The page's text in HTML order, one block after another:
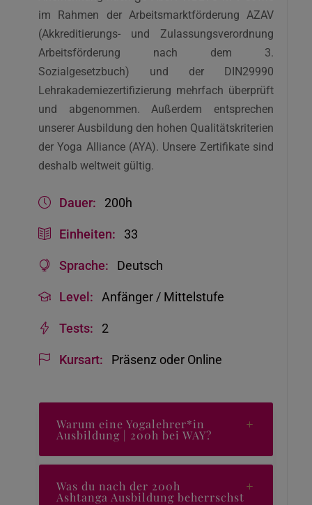
im Rahmen der Arbeitsmarktförderung AZAV
(Akkreditierungs- und Zulassungsverordnung
Arbeitsförderung nach dem 3.
Sozialgesetzbuch) und der DIN29990
Lehrakademiezertifizierung mehrfach überprüft
und abgenommen. Außerdem entsprechen
unserer Ausbildung den hohen Qualitätskriterien
der Yoga Alliance (AYA). Unsere Zertifikate sind
deshalb weltweit gültig.
Dauer: 200h
Einheiten: 33
Sprache: Deutsch
Level: Anfänger / Mittelstufe
Tests: 2
Kursart: Präsenz oder Online
Warum eine Yogalehrer*in
Ausbildung | 200h bei WAY?
Was du nach der 200h
Ashtanga Ausbildung beherrschst